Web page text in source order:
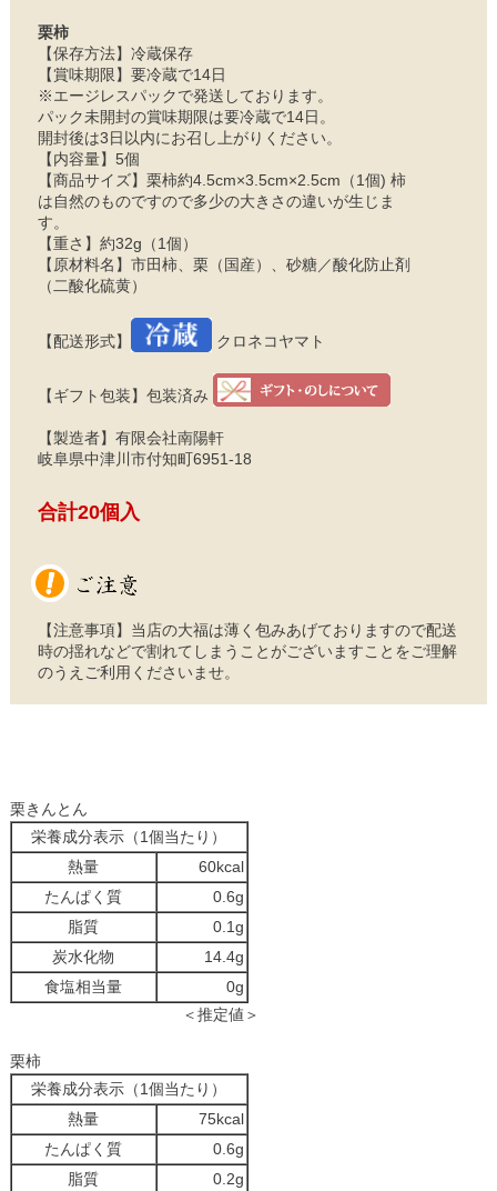
栗柿
【保存方法】冷蔵保存
【賞味期限】要冷蔵で14日
※エージレスパックで発送しております。
パック未開封の賞味期限は要冷蔵で14日。
開封後は3日以内にお召し上がりください。
【内容量】5個
【商品サイズ】栗柿約4.5cm×3.5cm×2.5cm（1個) 柿
は自然のものですので多少の大きさの違いが生じま
す。
【重さ】約32g（1個）
【原材料名】市田柿、栗（国産）、砂糖／酸化防止剤
（二酸化硫黄）
【配送形式】 クロネコヤマト
【ギフト包装】包装済み
【製造者】有限会社南陽軒
岐阜県中津川市付知町6951-18
合計20個入
【注意事項】当店の大福は薄く包みあげておりますので配送
時の揺れなどで割れてしまうことがございますことをご理解
のうえご利用くださいませ。
栗きんとん
栄養成分表示（1個当たり）
熱量
60kcal
たんぱく質
0.6g
脂質
0.1g
炭水化物
14.4g
食塩相当量
0g
＜推定値＞
栗柿
栄養成分表示（1個当たり）
熱量
75kcal
たんぱく質
0.6g
脂質
0.2g